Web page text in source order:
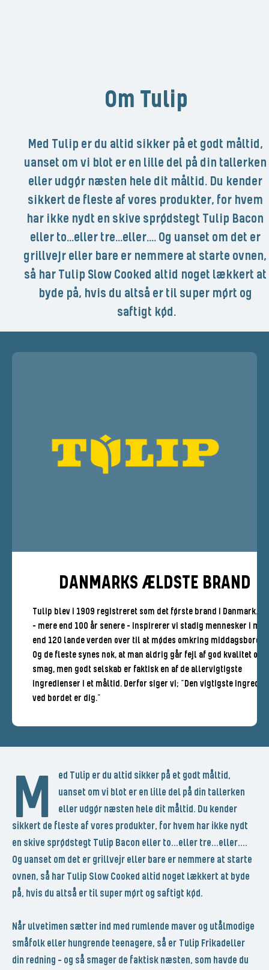
Om Tulip
Med Tulip er du altid sikker på et godt måltid,
uanset om vi blot er en lille del på din tallerken
eller udgør næsten hele dit måltid. Du kender
sikkert de fleste af vores produkter, for hvem
har ikke nydt en skive sprødstegt Tulip Bacon
eller to...eller tre...eller.... Og uanset om det er
grillvejr eller bare er nemmere at starte ovnen,
så har Tulip Slow Cooked altid noget lækkert at
byde på, hvis du altså er til super mørt og
saftigt kød.
DANMARKS ÆLDSTE BRAND
Tulip blev i 1909 registreret som det første brand i Danmark. I
- mere end 100 år senere - inspirerer vi stadig mennesker i
end 120 lande verden over til at mødes omkring middagsbordet.
Og de fleste synes nok, at man aldrig går fejl af god kvalitet og
smag, men godt selskab er faktisk en af de allervigtigste
ingredienser i et måltid. Derfor siger vi; “Den vigtigste
ved bordet er dig.”
M
ed Tulip er du altid sikker på et godt måltid,
uanset om vi blot er en lille del på din tallerken
eller udgør næsten hele dit måltid. Du kender
sikkert de fleste af vores produkter, for hvem har ikke nydt
en skive sprødstegt Tulip Bacon eller to...eller tre...eller....
Og uanset om det er grillvejr eller bare er nemmere at starte
ovnen, så har Tulip Slow Cooked altid noget lækkert at byde
på, hvis du altså er til super mørt og saftigt kød.
Når ulvetimen sætter ind med rumlende maver og utålmodige
småfolk eller hungrende teenagere, så er Tulip Frikadeller
din redning - og så smager de faktisk næsten, som havde du